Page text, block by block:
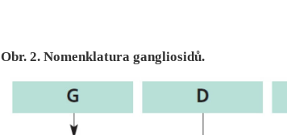
Obr. 2. Nomenklatura gangliosidů.